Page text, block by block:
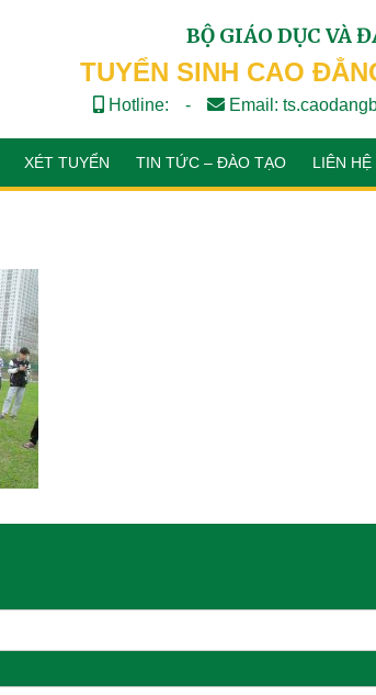
BỘ GIÁO DỤC VÀ
TUYỂN SINH CAO
Hotline: - Email:
XÉT TUYỂN TIN TỨC – ĐÀO TẠO LIÊN HỆ